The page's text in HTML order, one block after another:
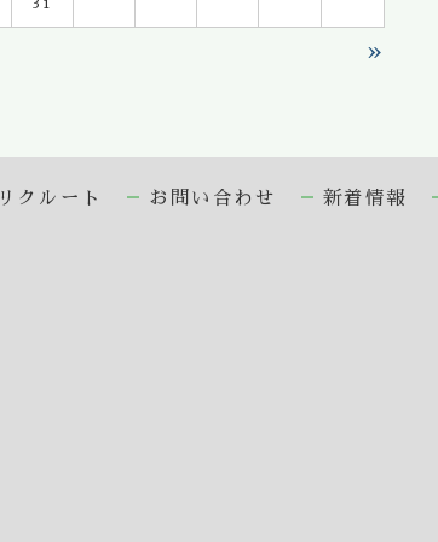
31
»
リクルート お問い合わせ 新着情報